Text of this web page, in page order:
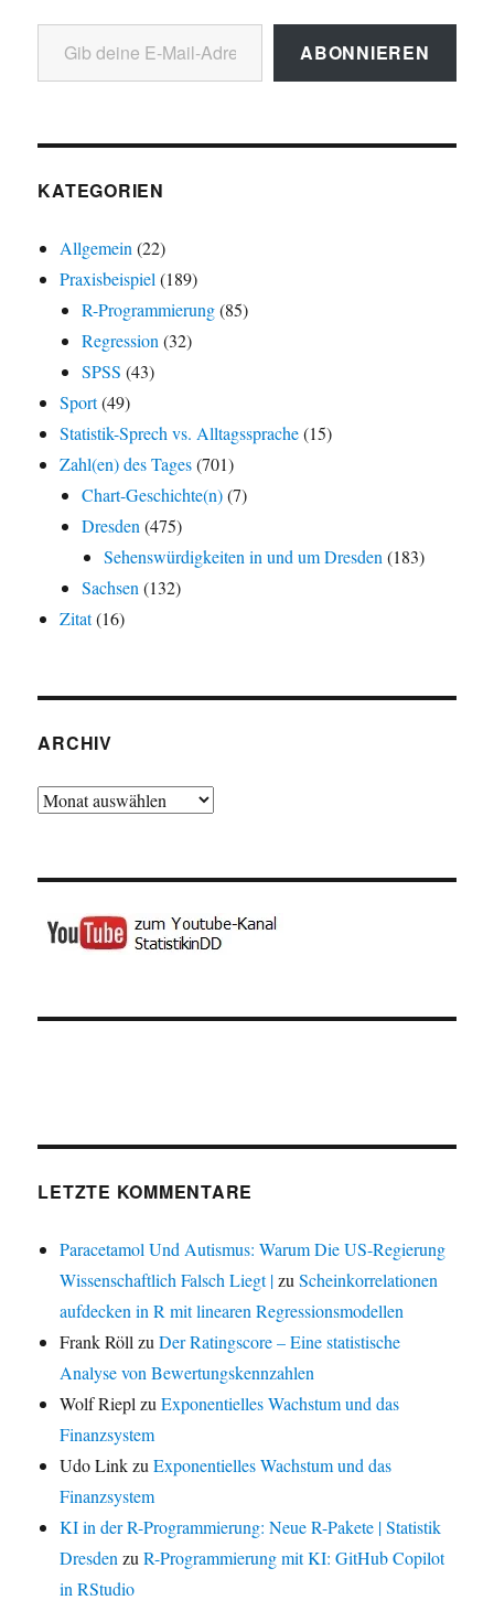
Gib deine E-Mail-Adresse ein ...
ABONNIEREN
KATEGORIEN
Allgemein(22)
Praxisbeispiel(189)
R-Programmierung(85)
Regression(32)
SPSS (43)
Sport(49)
Statistik-Sprech vs. Alltagssprache(15)
Zahl(en) des Tages(701)
Chart-Geschichte(n)(7)
Dresden(475)
Sehenswürdigkeiten in und um Dresden(183)
Sachsen(132)
Zitat(16)
ARCHIV
Archiv
LETZTE KOMMENTARE
Paracetamol Und Autismus: Warum Die US-Regierung
Wissenschaftlich Falsch Liegt |zuScheinkorrelationen
aufdecken in R mit linearen Regressionsmodellen
Frank RöllzuDer Ratingscore – Eine statistische
Analyse von Bewertungskennzahlen
Wolf RieplzuExponentielles Wachstum und das
Finanzsystem
Udo LinkzuExponentielles Wachstum und das
Finanzsystem
KI in der R-Programmierung: Neue R-Pakete | Statistik
DresdenzuR-Programmierung mit KI: GitHub Copilot
in RStudio